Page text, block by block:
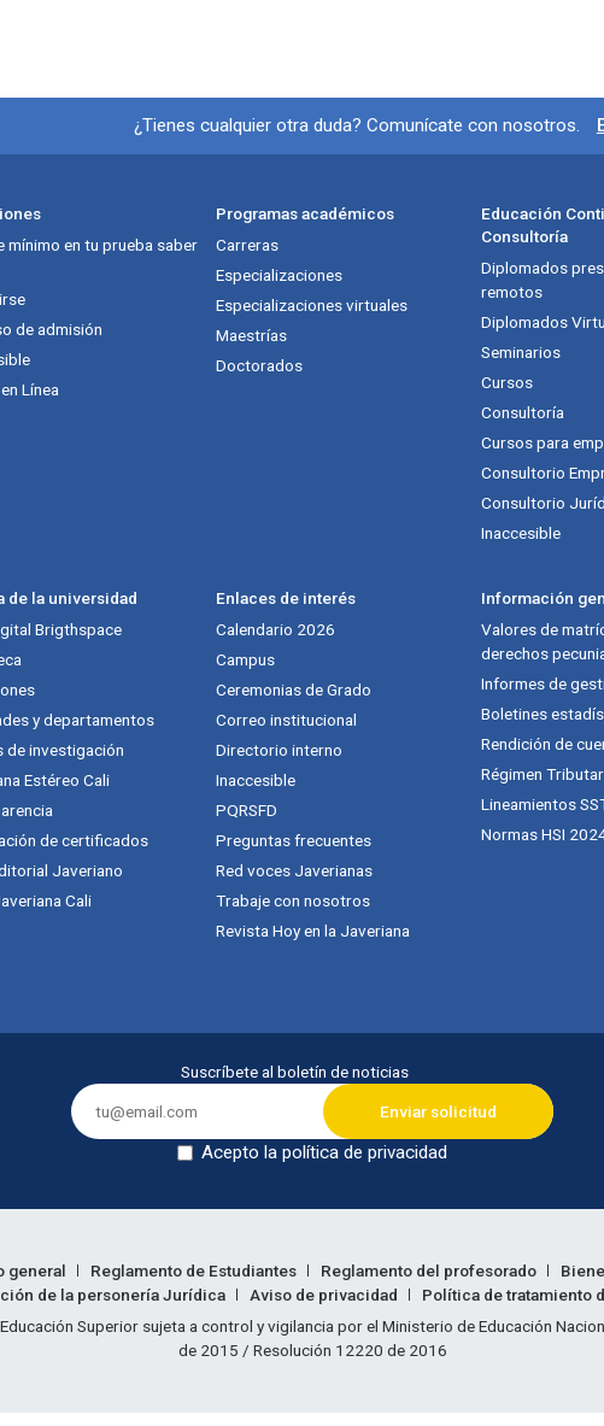
Información y redes
¿Tienes cualquier otra duda? Comunícate con nosotros.
mínimo en tu prueba saber
de admisión
Línea
Programas académicos
Carreras
Especializaciones
Especializaciones virtuales
Maestrías
Doctorados
Educación
Consultoría
Diplomados
remotos
Diplomados
Seminarios
Cursos
Consultoría
Cursos para
Consultorio
Consultorio
Inaccesible
de la universidad
Brigthspace
y departamentos
de investigación
Estéreo Cali
de certificados
Javeriano
Cali
Enlaces de interés
Calendario 2026
Campus
Ceremonias de Grado
Correo institucional
Directorio interno
Inaccesible
PQRSFD
Preguntas frecuentes
Red voces Javerianas
Trabaje con nosotros
Revista Hoy en la Javeriana
Información
Valores de
derechos
Informes de
Boletines
Rendición de
Régimen
Lineamientos
Normas HSI
Suscríbete al boletín de noticias
Acepto la política de privacidad
general Reglamento de Estudiantes Reglamento del profesorado
de la personería Jurídica
Aviso de privacidad Política de tratamiento
legal
Superior sujeta a control y vigilancia por el Ministerio de Educación
de 2015 / Resolución 12220 de 2016